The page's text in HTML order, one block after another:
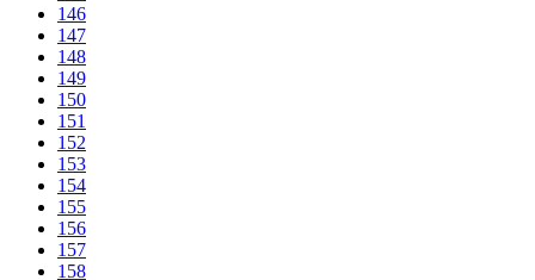
146
147
148
149
150
151
152
153
154
155
156
157
158